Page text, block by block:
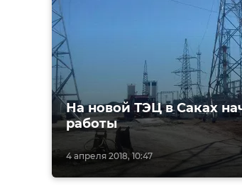
4 апреля 2018, 10:47
На новой ТЭЦ в Саках
работы